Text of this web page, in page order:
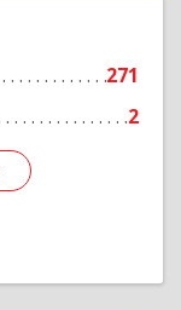
271
2